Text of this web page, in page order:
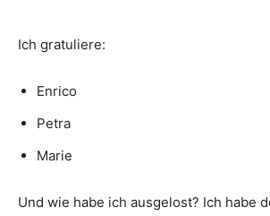
Ich gratuliere:
Enrico
Petra
Marie
Und wie habe ich ausgelost? Ich habe